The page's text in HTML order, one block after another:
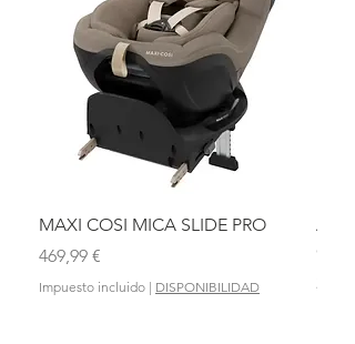
MAXI COSI MICA SLIDE PRO
Precio
469,99 €
Impuesto incluido | DISPONIBILIDAD